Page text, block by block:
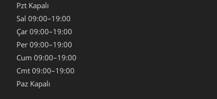
Pzt Kapalı
Sal 09:00–19:00
Çar 09:00–19:00
Per 09:00–19:00
Cum 09:00–19:00
Cmt 09:00–19:00
Paz Kapalı